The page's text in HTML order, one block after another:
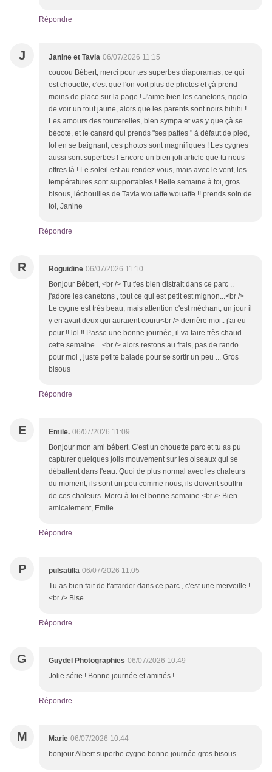
Répondre
J Janine et Tavia 06/07/2026 11:15
coucou Bébert, merci pour tes superbes diaporamas, ce qui
est chouette, c'est que l'on voit plus de photos et çà prend
moins de place sur la page ! J'aime bien les canetons, rigolo
de voir un tout jaune, alors que les parents sont noirs hihihi !
Les amours des tourterelles, bien sympa et vas y que çà se
bécote, et le canard qui prends "ses pattes " à défaut de pied,
lol en se baignant, ces photos sont magnifiques ! Les cygnes
aussi sont superbes ! Encore un bien joli article que tu nous
offres là ! Le soleil est au rendez vous, mais avec le vent, les
températures sont supportables ! Belle semaine à toi, gros
bisous, léchouilles de Tavia wouaffe wouaffe !! prends soin de
toi, Janine
Répondre
R Roguidine 06/07/2026 11:10
Bonjour Bébert, <br /> Tu t'es bien distrait dans ce parc ..
j'adore les canetons , tout ce qui est petit est mignon...<br />
Le cygne est très beau, mais attention c'est méchant, un jour il
y en avait deux qui auraient couru<br /> derrière moi.. j'ai eu
peur !! lol !! Passe une bonne journée, il va faire très chaud
cette semaine ...<br /> alors restons au frais, pas de rando
pour moi , juste petite balade pour se sortir un peu ... Gros
bisous
Répondre
E Emile. 06/07/2026 11:09
Bonjour mon ami bébert. C'est un chouette parc et tu as pu
capturer quelques jolis mouvement sur les oiseaux qui se
débattent dans l'eau. Quoi de plus normal avec les chaleurs
du moment, ils sont un peu comme nous, ils doivent souffrir
de ces chaleurs. Merci à toi et bonne semaine.<br /> Bien
amicalement, Emile.
Répondre
P pulsatilla 06/07/2026 11:05
Tu as bien fait de t'attarder dans ce parc , c'est une merveille !
<br /> Bise .
Répondre
G Guydel Photographies 06/07/2026 10:49
Jolie série ! Bonne journée et amitiés !
Répondre
M Marie 06/07/2026 10:44
bonjour Albert superbe cygne bonne journée gros bisous